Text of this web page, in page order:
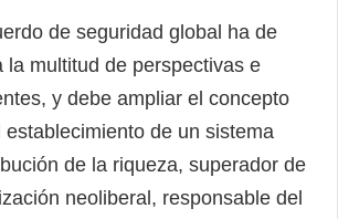
de seguridad global ha de
la multitud de perspectivas e
y debe ampliar el concepto
de un sistema
de la riqueza, superador de
neoliberal, responsable del